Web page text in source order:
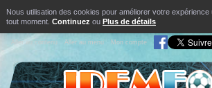
Nous utilisation des cookies pour améliorer votre
tout moment. Continuez ou Plus de détails
Aller au contenu Aller au menu Mon compte